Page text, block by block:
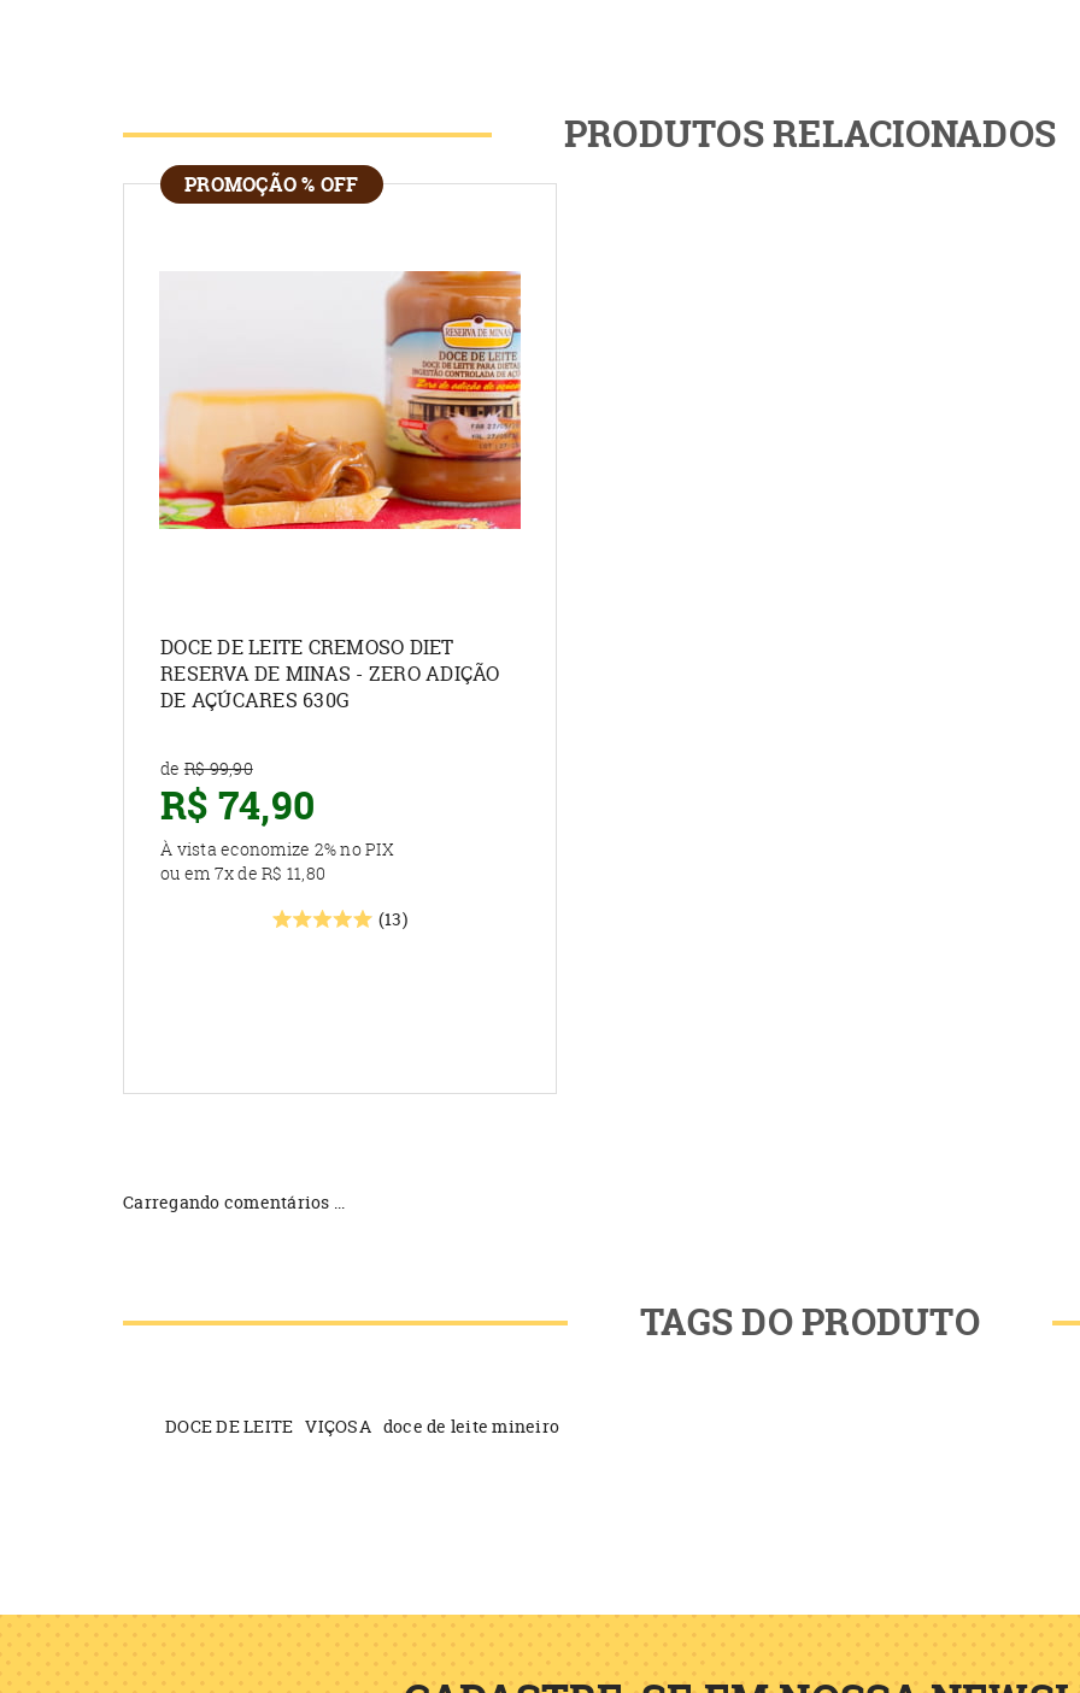
PRODUTOS RELACIONADOS
PROMOÇÃO % OFF
DOCE DE LEITE CREMOSO DIET
RESERVA DE MINAS - ZERO ADIÇÃO
DE AÇÚCARES 630G
de R$ 99,90
R$ 74,90
À vista economize 2%no PIX
ou em 7xde R$ 11,80
(13)
Carregando comentários ...
TAGS DO PRODUTO
DOCE DE LEITE VIÇOSA doce de leite mineiro